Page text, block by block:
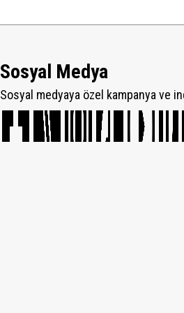
Sosyal Medya
Sosyal medyaya özel kampanya ve